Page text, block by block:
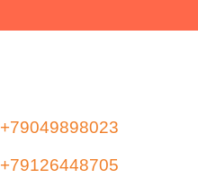
+79049898023
+79126448705